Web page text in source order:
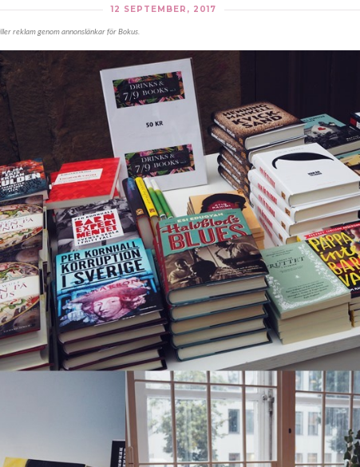
12 SEPTEMBER, 2017
reklam genom annonslänkar för Bokus.